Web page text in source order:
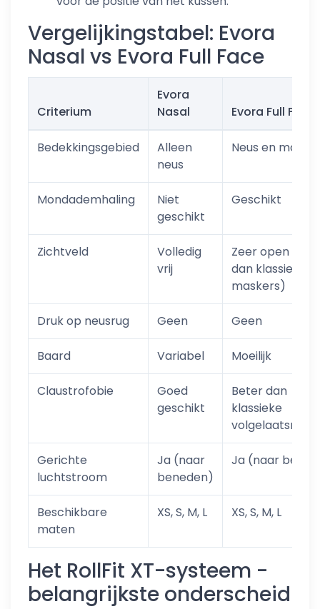
Vergelijkingstabel: Evora
Nasal vs Evora Full Face
Criterium
Evora
Nasal
Evora Full Face
Bedekkingsgebied
Alleen
neus
Neus en mond
Mondademhaling
Niet
geschikt
Geschikt
Zichtveld
Volledig
vrij
Zeer open
dan klassieke
maskers)
Druk op neusrug Geen Geen
Baard Variabel Moeilijk
Claustrofobie
Goed
geschikt
Beter dan
klassieke
Gerichte
luchtstroom
Ja (naar
beneden)
Ja (naar
Beschikbare
maten
XS, S, M, L XS, S, M, L
Het RollFit XT-systeem -
belangrijkste onderscheid